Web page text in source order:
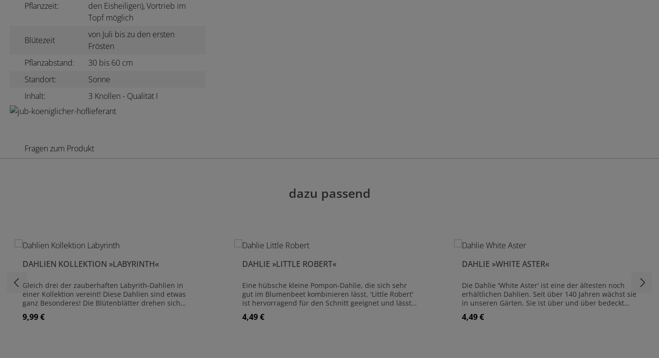
Pflanzzeit:
den Eisheiligen), Vortrieb im
Topf möglich
Blütezeit
von Juli bis zu den ersten
Frösten
Pflanzabstand:
30 bis 60 cm
Standort:
Sonne
Inhalt:
3 Knollen - Qualität I
Fragen zum Produkt
dazu passend
DAHLIEN KOLLEKTION »LABYRINTH«
Gleich drei der zauberhaften Labyrith-Dahlien in
einer Kollektion vereint! Diese Dahlien sind etwas
ganz Besonderes! Die Blütenblätter drehen sich
opulent, rosa gestreift auf pfirsichfarbenem oder
Regulärer Preis:
9,99 €
DAHLIE »LITTLE ROBERT«
Eine hübsche kleine Pompon-Dahlie, die sich sehr
gut im Blumenbeet kombinieren lässt. 'Little Robert'
ist hervorragend für den Schnitt geeignet und lässt
Sommerblumen zu Sträußen binden. Dahlien sind
Regulärer Preis:
4,49 €
DAHLIE »WHITE ASTER«
Die Dahlie 'White Aster' ist eine der ältesten noch
erhältlichen Dahlien. Seit über 140 Jahren wächst sie
in unseren Gärten. Sie ist über und über bedeckt
und wunderbar in einen frischen Blumenstrauß
Regulärer Preis:
4,49 €